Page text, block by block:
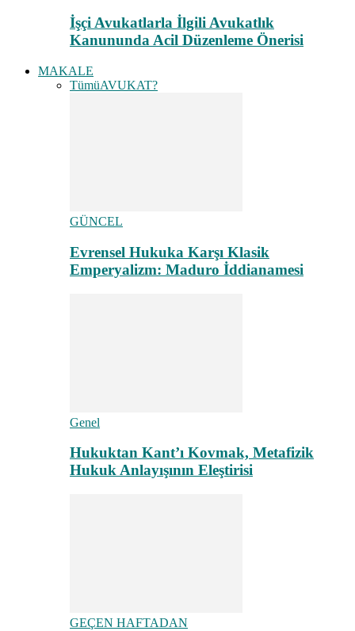
İşçi Avukatlarla İlgili Avukatlık
Kanununda Acil Düzenleme Önerisi
MAKALE
TümüAVUKAT?
GÜNCEL
Evrensel Hukuka Karşı Klasik
Emperyalizm: Maduro İddianamesi
Genel
Hukuktan Kant’ı Kovmak, Metafizik
Hukuk Anlayışının Eleştirisi
GEÇEN HAFTADAN